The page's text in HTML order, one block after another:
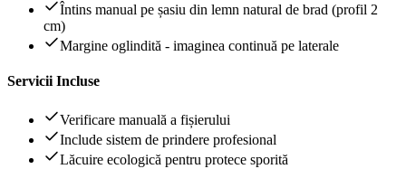
Întins manual pe șasiu din lemn natural de brad (profil 2
cm)
Margine oglindită - imaginea continuă pe laterale
Servicii Incluse
Verificare manuală a fișierului
Include sistem de prindere profesional
Lăcuire ecologică pentru protece sporită